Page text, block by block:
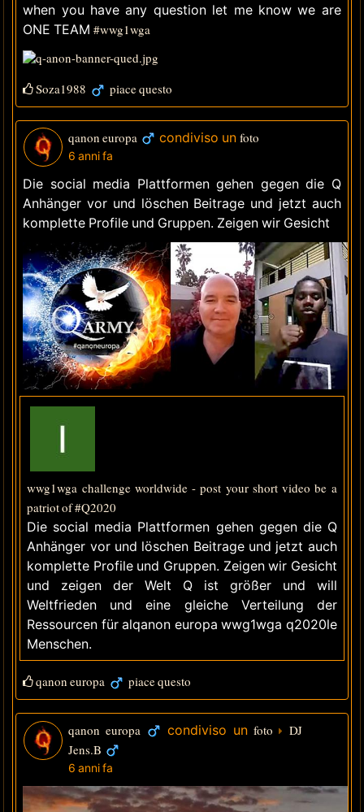
when you have any question let me know we are
ONE TEAM#wwg1wga
Soza1988 piace questo
qanon europa condiviso unfoto
6 anni fa
Die social media Plattformen gehen gegen die Q
Anhänger vor und löschen Beitrage und jetzt auch
komplette Profile und Gruppen. Zeigen wir Gesicht
wwg1wga challenge worldwide - post your short video be a
patriot of #Q2020
Die social media Plattformen gehen gegen die Q
Anhänger vor und löschen Beitrage und jetzt auch
komplette Profile und Gruppen. Zeigen wir Gesicht
und zeigen der Welt Q ist größer und will
Weltfrieden und eine gleiche Verteilung der
Ressourcen für alqanon europa wwg1wga q2020le
Menschen.
qanon europa piace questo
qanon europa condiviso un foto
DJ
Jens.B
6 anni fa